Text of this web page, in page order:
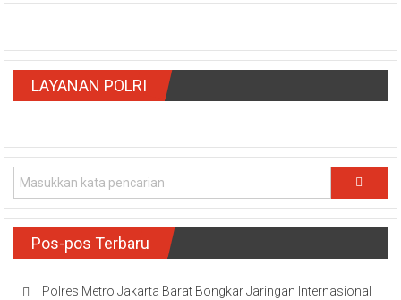
LAYANAN POLRI
Pos-pos Terbaru
Polres Metro Jakarta Barat Bongkar Jaringan Internasional